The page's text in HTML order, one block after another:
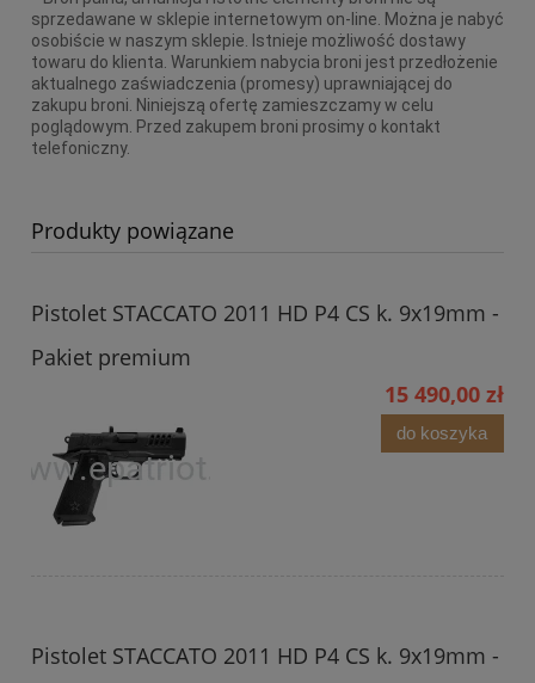
sprzedawane w sklepie internetowym on-line. Można je nabyć
osobiście w naszym sklepie. Istnieje możliwość dostawy
towaru do klienta. Warunkiem nabycia broni jest przedłożenie
aktualnego zaświadczenia (promesy) uprawniającej do
zakupu broni. Niniejszą ofertę zamieszczamy w celu
poglądowym. Przed zakupem broni prosimy o kontakt
telefoniczny.
Produkty powiązane
Pistolet STACCATO 2011 HD P4 CS k. 9x19mm -
Pakiet premium
15 490,00 zł
do koszyka
Pistolet STACCATO 2011 HD P4 CS k. 9x19mm -